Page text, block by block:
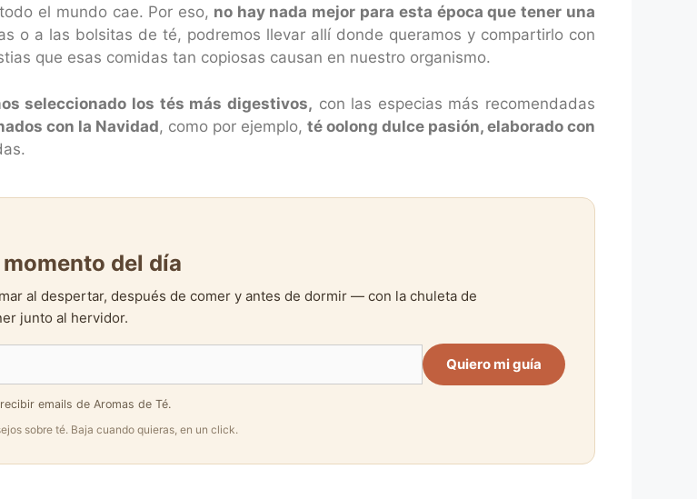
el mundo cae. Por eso, no hay nada mejor para esta época que tener una
o a las bolsitas de té, podremos llevar allí donde queramos y compartirlo con
que esas comidas tan copiosas causan en nuestro organismo.
seleccionado los tés más digestivos, con las especias más recomendadas
con la Navidad, como por ejemplo, té oolong dulce pasión, elaborado con
del día
al despertar, después de comer y antes de dormir — con la chuleta de
junto al hervidor.
Quiero mi guía
emails de Aromas de Té.
sobre té. Baja cuando quieras, en un click.